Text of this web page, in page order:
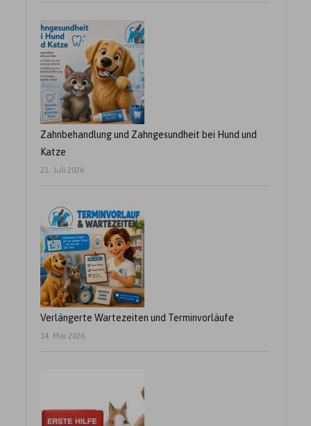
Zahnbehandlung und Zahngesundheit bei Hund und
Katze
21. Juli 2026
Verlängerte Wartezeiten und Terminvorläufe
14. Mai 2026